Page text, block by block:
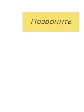
Позвонить